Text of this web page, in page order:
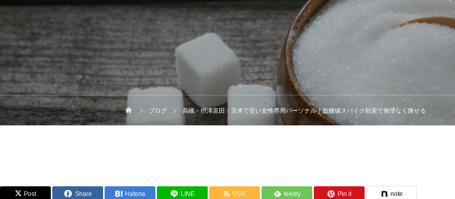
ブログ 高槻・摂津富田・茨木で安い女性専用パーソナル｜血糖値スパイク対策で無理なく痩せる
Post Share Hatena LINE RSS feedly Pin it note